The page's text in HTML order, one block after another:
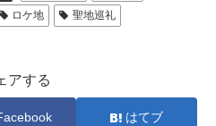
ロケ地
聖地巡礼
アする
はてブ